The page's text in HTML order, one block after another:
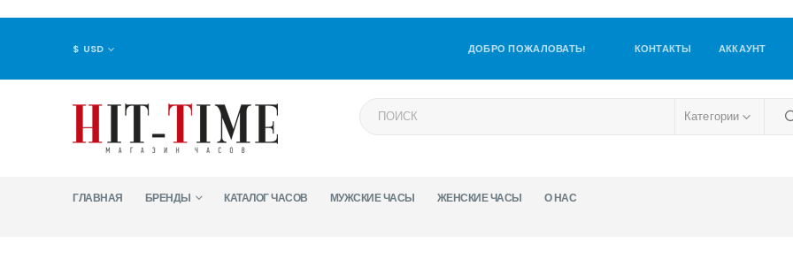
$ USD ДОБРО ПОЖАЛОВАТЬ! КОНТАКТЫ АККАУНТ
Категории
ГЛАВНАЯ БРЕНДЫ КАТАЛОГ ЧАСОВ МУЖСКИЕ ЧАСЫ ЖЕНСКИЕ ЧАСЫ О НАС